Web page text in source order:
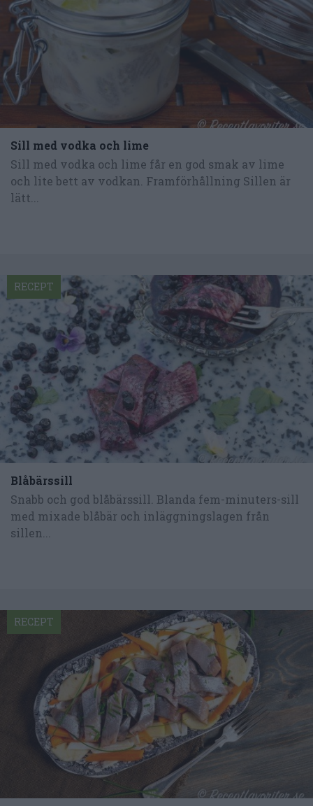
Sill med vodka och lime
Sill med vodka och lime får en god smak av lime
och lite bett av vodkan. Framförhållning Sillen är
lätt...
Blåbärssill
Snabb och god blåbärssill. Blanda fem-minuters-sill
med mixade blåbär och inläggningslagen från
sillen...
RECEPT
RECEPT